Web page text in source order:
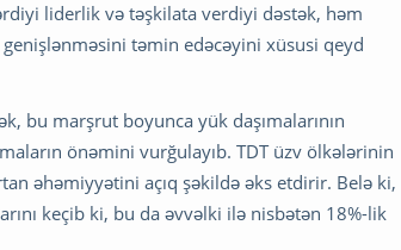
liderlik və təşkilata verdiyi dəstək, həm
təmin edəcəyini xüsusi qeyd
bu marşrut boyunca yük daşımalarının
önəmini vurğulayıb. TDT üzv ölkələrinin
əhəmiyyətini açıq şəkildə əks etdirir. Belə ki,
keçib ki, bu da əvvəlki ilə nisbətən 18%-lik